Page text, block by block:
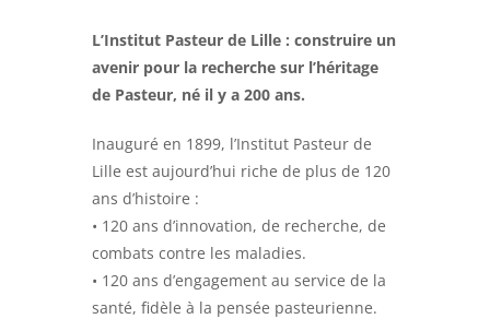
L’Institut Pasteur de Lille : construire un
avenir pour la recherche sur l’héritage
de Pasteur, né il y a 200 ans.
Inauguré en 1899, l’Institut Pasteur de
Lille est aujourd’hui riche de plus de 120
ans d’histoire :
• 120 ans d’innovation, de recherche, de
combats contre les maladies.
• 120 ans d’engagement au service de la
santé, fidèle à la pensée pasteurienne.